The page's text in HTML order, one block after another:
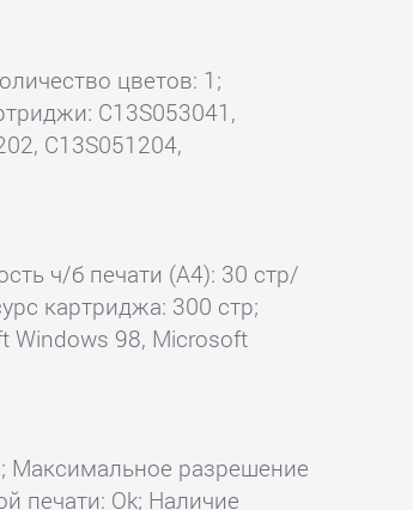
цветов: 1;
C13S053041,
C13S051204,
ч/б печати (А4): 30 стр/
картриджа: 300 стр;
Windows 98, Microsoft
Максимальное разрешение
печати: Ok; Наличие